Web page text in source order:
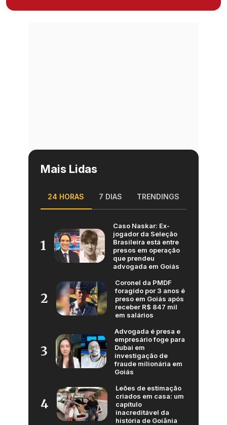
Mais Lidas
24 HORAS 7 DIAS TRENDINGS
1
Caso Naskar: Ex-
jogador da Seleção
Brasileira está entre
presos em operação
que prendeu
advogada em Goiás
2
Coronel da PMDF
foragido por 3 anos é
preso em Goiás após
receber R$ 847 mil
em salários
3
Advogada é presa e
empresário foge para
Dubai em
investigação de
fraude milionária em
Goiás
4
Leões de estimação
criados em casa: um
capítulo
inacreditável da
história de Goiânia